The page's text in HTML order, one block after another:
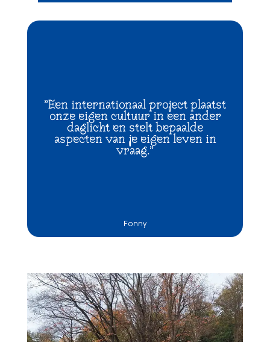
"Een internationaal project plaatst
onze eigen cultuur in een ander
daglicht en stelt bepaalde
aspecten van je eigen leven in
vraag."
Fonny